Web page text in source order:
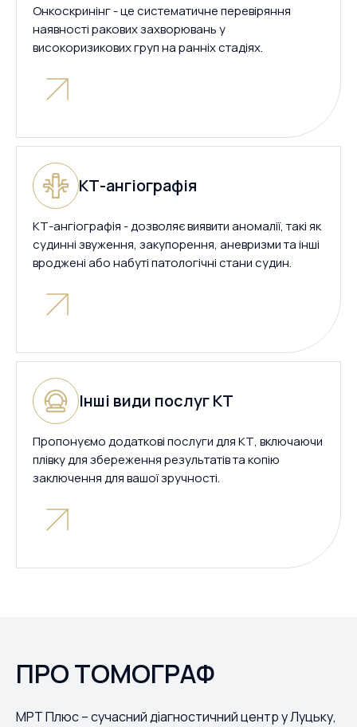
Онкоскринінг - це систематичне перевіряння
наявності ракових захворювань у
високоризикових груп на ранніх стадіях.
КТ-ангіографія
КТ-ангіографія - дозволяє виявити аномалії, такі як
судинні звуження, закупорення, аневризми та інші
вроджені або набуті патологічні стани судин.
Інші види послуг КТ
Пропонуємо додаткові послуги для КТ, включаючи
плівку для збереження результатів та копію
заключення для вашої зручності.
ПРО ТОМОГРАФ
МРТ Плюс – сучасний діагностичний центр у Луцьку,